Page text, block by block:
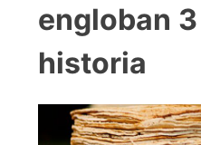
engloban
historia